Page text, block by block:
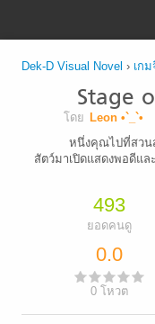
Dek-D Visual Novel › เก
Stage
โดย Leon •`_`•
หนึ่งคุณไปที่สวน
สัตว์มาเปิดแสดงพอดีแ
493
ยอดคนดู
0.0
0โหวต